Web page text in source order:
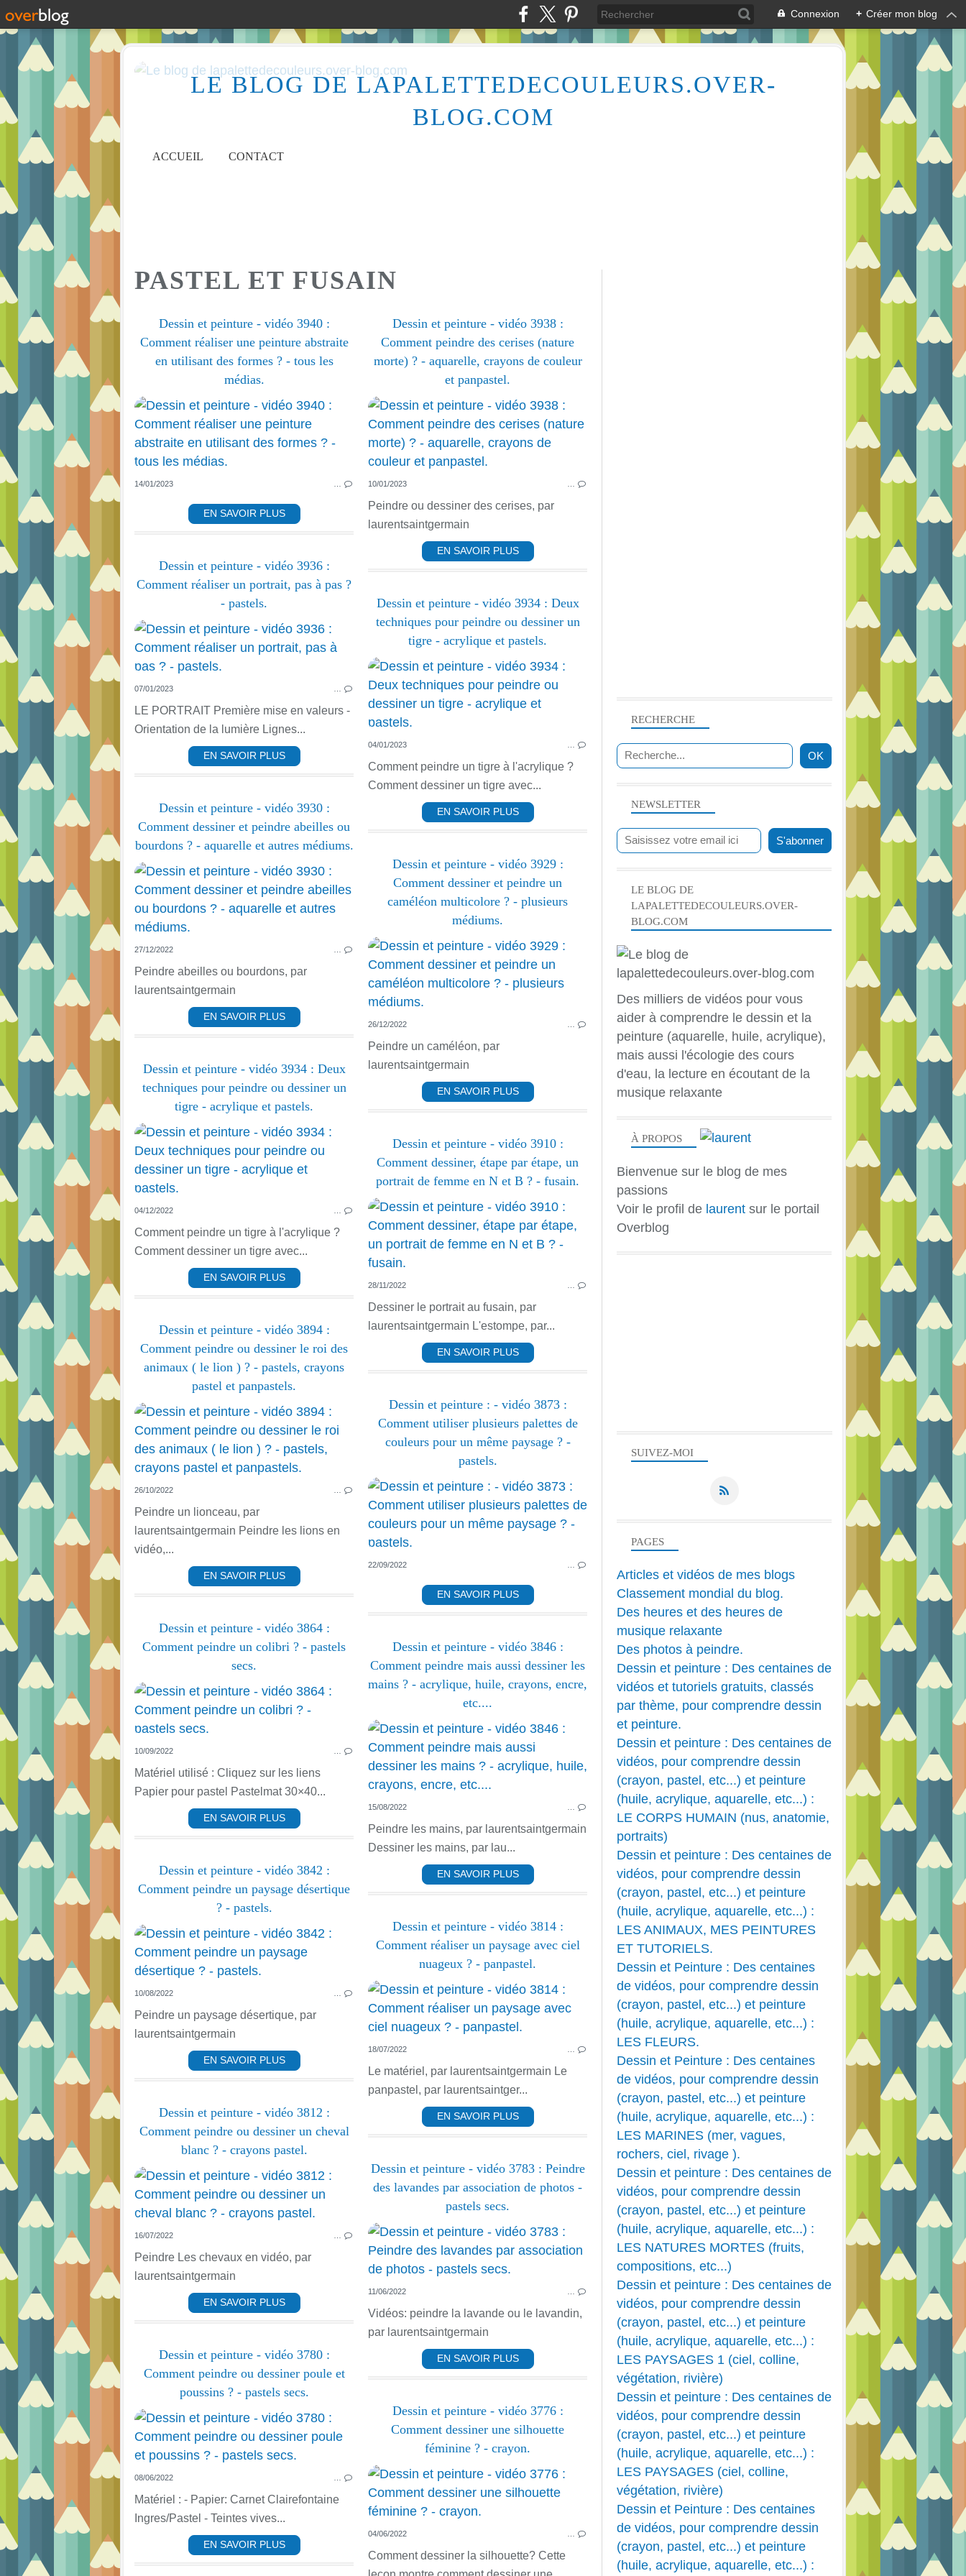
Connexion + Créer mon blog
LE BLOG DE LAPALETTEDECOULEURS.OVER-
BLOG.COM
ACCUEIL CONTACT
PASTEL ET FUSAIN
Dessin et peinture - vidéo 3940 :
Comment réaliser une peinture abstraite
en utilisant des formes ? - tous les
médias.
PEINTURE ACRYLIQUE
ACRYLIQUE
AQUARELLE
PASTEL
PASTEL DESSIN ET FUSAIN
PASTEL ET FUSAIN
PEINTURE ABSTRAITE
14/01/2023
EN SAVOIR PLUS
Dessin et peinture - vidéo 3938 :
Comment peindre des cerises (nature
morte) ? - aquarelle, crayons de couleur
et panpastel.
10/01/2023
Peindre ou dessiner des cerises, par
laurentsaintgermain
EN SAVOIR PLUS
Dessin et peinture - vidéo 3936 :
Comment réaliser un portrait, pas à pas ?
- pastels.
CORPS HUMAIN
PASTEL DESSIN ET FUSAIN
PASTEL ET FUSAIN
07/01/2023
LE PORTRAIT Première mise en valeurs -
Orientation de la lumière Lignes...
EN SAVOIR PLUS
Dessin et peinture - vidéo 3934 : Deux
techniques pour peindre ou dessiner un
tigre - acrylique et pastels.
04/01/2023
Comment peindre un tigre à l'acrylique ?
Comment dessiner un tigre avec...
EN SAVOIR PLUS
Dessin et peinture - vidéo 3930 :
Comment dessiner et peindre abeilles ou
bourdons ? - aquarelle et autres médiums.
PEINTURE ACRYLIQUE
ACRYLIQUE
GOUACHE
HUILE
PASTEL
PASTEL DESSIN ET FUSAIN
27/12/2022
Peindre abeilles ou bourdons, par
laurentsaintgermain
EN SAVOIR PLUS
Dessin et peinture - vidéo 3929 :
Comment dessiner et peindre un
caméléon multicolore ? - plusieurs
médiums.
ACRYLIQUE
PASTEL DESSIN ET FUSAIN
PASTEL ET FUSAIN
26/12/2022
Peindre un caméléon, par
laurentsaintgermain
EN SAVOIR PLUS
Dessin et peinture - vidéo 3934 : Deux
techniques pour peindre ou dessiner un
tigre - acrylique et pastels.
PEINTURE ACRYLIQUE
ACRYLIQUE
PASTEL DESSIN ET FUSAIN
PASTEL ET FUSAIN
ANIMAUX
04/12/2022
Comment peindre un tigre à l'acrylique ?
Comment dessiner un tigre avec...
EN SAVOIR PLUS
Dessin et peinture - vidéo 3910 :
Comment dessiner, étape par étape, un
portrait de femme en N et B ? - fusain.
CORPS HUMAIN
PASTEL DESSIN ET FUSAIN
28/11/2022
Dessiner le portrait au fusain, par
laurentsaintgermain L'estompe, par...
EN SAVOIR PLUS
Dessin et peinture - vidéo 3894 :
Comment peindre ou dessiner le roi des
animaux ( le lion ) ? - pastels, crayons
pastel et panpastels.
ANIMAUX
PASTEL ET FUSAIN
PASTEL DESSIN ET FUSAIN
26/10/2022
Peindre un lionceau, par
laurentsaintgermain Peindre les lions en
vidéo,...
EN SAVOIR PLUS
Dessin et peinture : - vidéo 3873 :
Comment utiliser plusieurs palettes de
couleurs pour un même paysage ? -
pastels.
22/09/2022
EN SAVOIR PLUS
Dessin et peinture - vidéo 3864 :
Comment peindre un colibri ? - pastels
secs.
PASTEL DESSIN ET FUSAIN
PASTEL ET FUSAIN
10/09/2022
Matériel utilisé : Cliquez sur les liens
Papier pour pastel Pastelmat 30×40...
EN SAVOIR PLUS
Dessin et peinture - vidéo 3846 :
Comment peindre mais aussi dessiner les
mains ? - acrylique, huile, crayons, encre,
etc....
CORPS HUMAIN
PASTEL DESSIN ET FUSAIN
15/08/2022
Peindre les mains, par laurentsaintgermain
Dessiner les mains, par lau...
EN SAVOIR PLUS
Dessin et peinture - vidéo 3842 :
Comment peindre un paysage désertique
? - pastels.
PASTEL DESSIN ET FUSAIN
PAYSAGE
10/08/2022
Peindre un paysage désertique, par
laurentsaintgermain
EN SAVOIR PLUS
Dessin et peinture - vidéo 3814 :
Comment réaliser un paysage avec ciel
nuageux ? - panpastel.
PASTEL DESSIN ET FUSAIN
PASTEL ET FUSAIN
18/07/2022
Le matériel, par laurentsaintgermain Le
panpastel, par laurentsaintger...
EN SAVOIR PLUS
Dessin et peinture - vidéo 3812 :
Comment peindre ou dessiner un cheval
blanc ? - crayons pastel.
PASTEL
PASTEL DESSIN ET FUSAIN
ANIMAUX
16/07/2022
Peindre Les chevaux en vidéo, par
laurentsaintgermain
EN SAVOIR PLUS
Dessin et peinture - vidéo 3783 : Peindre
des lavandes par association de photos -
pastels secs.
FLEURS
PASTEL
PASTEL DESSIN ET FUSAIN
11/06/2022
Vidéos: peindre la lavande ou le lavandin,
par laurentsaintgermain
EN SAVOIR PLUS
Dessin et peinture - vidéo 3780 :
Comment peindre ou dessiner poule et
poussins ? - pastels secs.
ANIMAUX
PASTEL ET FUSAIN
08/06/2022
Matériel : - Papier: Carnet Clairefontaine
Ingres/Pastel - Teintes vives...
EN SAVOIR PLUS
Dessin et peinture - vidéo 3776 :
Comment dessiner une silhouette
féminine ? - crayon.
CORPS HUMAIN
PASTEL DESSIN ET FUSAIN
PASTEL ET FUSAIN
04/06/2022
Comment dessiner la silhouette? Cette
NEWSLETTER
SUIVEZ-MOI
RECHERCHE
LE BLOG DE
LAPALETTEDECOULEURS.OVER-
BLOG.COM
Des milliers de vidéos pour vous
aider à comprendre le dessin et la
peinture (aquarelle, huile, acrylique),
mais aussi l'écologie des cours
d'eau, la lecture en écoutant de la
musique relaxante
À PROPOS
Bienvenue sur le blog de mes
passions
Voir le profil de laurent sur le portail
Overblog
PAGES
Articles et vidéos de mes blogs
Classement mondial du blog.
Des heures et des heures de
musique relaxante
Des photos à peindre.
Dessin et peinture : Des centaines de
vidéos et tutoriels gratuits, classés
par thème, pour comprendre dessin
et peinture.
Dessin et peinture : Des centaines de
vidéos, pour comprendre dessin
(crayon, pastel, etc...) et peinture
(huile, acrylique, aquarelle, etc...) :
LE CORPS HUMAIN (nus, anatomie,
portraits)
Dessin et peinture : Des centaines de
vidéos, pour comprendre dessin
(crayon, pastel, etc...) et peinture
(huile, acrylique, aquarelle, etc...) :
LES ANIMAUX, MES PEINTURES
ET TUTORIELS.
Dessin et Peinture : Des centaines
de vidéos, pour comprendre dessin
(crayon, pastel, etc...) et peinture
(huile, acrylique, aquarelle, etc...) :
LES FLEURS.
Dessin et Peinture : Des centaines
de vidéos, pour comprendre dessin
(crayon, pastel, etc...) et peinture
(huile, acrylique, aquarelle, etc...) :
LES MARINES (mer, vagues,
rochers, ciel, rivage ).
Dessin et peinture : Des centaines de
vidéos, pour comprendre dessin
(crayon, pastel, etc...) et peinture
(huile, acrylique, aquarelle, etc...) :
LES NATURES MORTES (fruits,
compositions, etc...)
Dessin et peinture : Des centaines de
vidéos, pour comprendre dessin
(crayon, pastel, etc...) et peinture
(huile, acrylique, aquarelle, etc...) :
LES PAYSAGES 1 (ciel, colline,
végétation, rivière)
Dessin et peinture : Des centaines de
vidéos, pour comprendre dessin
(crayon, pastel, etc...) et peinture
(huile, acrylique, aquarelle, etc...) :
LES PAYSAGES (ciel, colline,
végétation, rivière)
Dessin et Peinture : Des centaines
de vidéos, pour comprendre dessin
(crayon, pastel, etc...) et peinture
(huile, acrylique, aquarelle, etc...) :